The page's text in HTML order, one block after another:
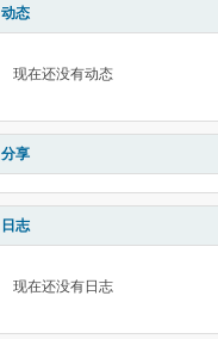
动态
现在还没有动态
分享
日志
现在还没有日志